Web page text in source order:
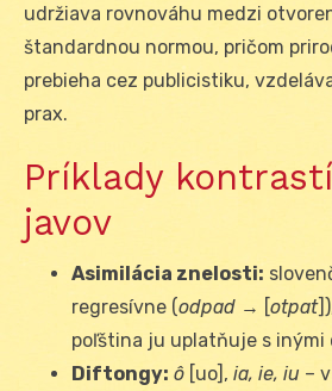
udržiava rovnováhu medzi
štandardnou normou, pričom
prebieha cez publicistiku,
prax.
Príklady
javov
Asimilácia znelosti:
regresívne (odpad → [otpat
poľština ju uplatňuje s inými
Diftongy: ô [uo], ia, ie, iu –